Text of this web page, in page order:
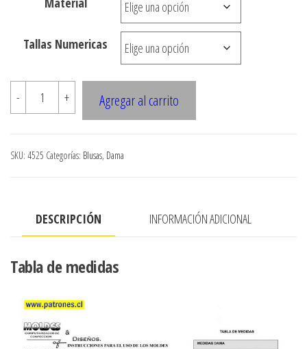
$3.290
Tallas Numericas
-
4525
BLUSA
Corse
cantidad
+ Agregar al carrito
SKU: 4525 Categorías: Blusas, Dama
DESCRIPCIÓN INFORMACIÓN ADICIONAL
Tabla de medidas